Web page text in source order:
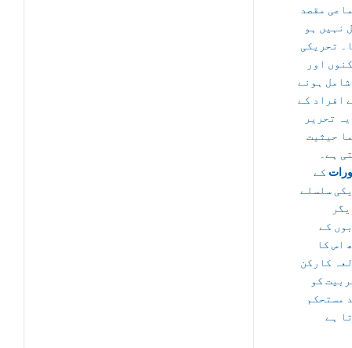
مقصد
نہیں ہو
تحریکی
اور
ہونے
افراد کے
تحریر
حیثیت
ہے۔
کے
سلسلے
کے
اس کا
کارکن
کو
مستحکم
ہے